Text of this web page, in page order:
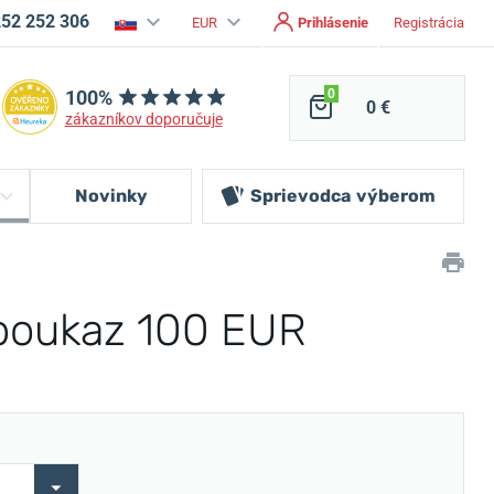
252 306 EUR Prihlásenie Registrácia
100%
zákazníkov doporučuje
0
0 €
Novinky Sprievodca výberom
100 EUR